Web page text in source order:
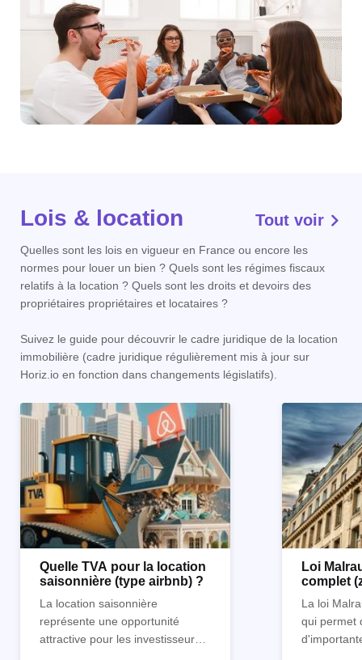
Lois & location Tout voir
Quelles sont les lois en vigueur en France ou encore les
normes pour louer un bien ? Quels sont les régimes fiscaux
relatifs à la location ? Quels sont les droits et devoirs des
propriétaires propriétaires et locataires ?
Suivez le guide pour découvrir le cadre juridique de la location
immobilière (cadre juridique régulièrement mis à jour sur
Horiz.io en fonction dans changements législatifs).
Quelle TVA pour la location
saisonnière (type airbnb) ?
La location saisonnière
représente une opportunité
attractive pour les investisseurs
Loi
complet
La loi
qui permet